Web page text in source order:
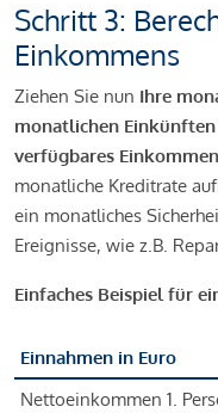
Schritt 3:
Einkommens
Ziehen Sie nun Ihre
monatlichen
verfügbares
monatliche Kreditrate
ein monatliches
Ereignisse, wie z.B.
Einfaches Beispiel für
Einnahmen in Euro
Nettoeinkommen 1.